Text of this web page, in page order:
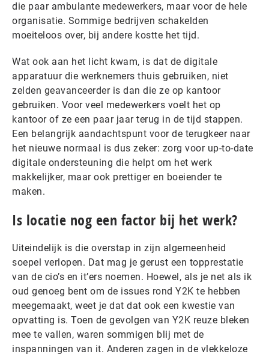
die paar ambulante medewerkers, maar voor de hele
organisatie. Sommige bedrijven schakelden
moeiteloos over, bij andere kostte het tijd.
Wat ook aan het licht kwam, is dat de digitale
apparatuur die werknemers thuis gebruiken, niet
zelden geavanceerder is dan die ze op kantoor
gebruiken. Voor veel medewerkers voelt het op
kantoor of ze een paar jaar terug in de tijd stappen.
Een belangrijk aandachtspunt voor de terugkeer naar
het nieuwe normaal is dus zeker: zorg voor up-to-date
digitale ondersteuning die helpt om het werk
makkelijker, maar ook prettiger en boeiender te
maken.
Is locatie nog een factor bij het werk?
Uiteindelijk is die overstap in zijn algemeenheid
soepel verlopen. Dat mag je gerust een topprestatie
van de cio’s en it’ers noemen. Hoewel, als je net als ik
oud genoeg bent om de issues rond Y2K te hebben
meegemaakt, weet je dat dat ook een kwestie van
opvatting is. Toen de gevolgen van Y2K reuze bleken
mee te vallen, waren sommigen blij met de
inspanningen van it. Anderen zagen in de vlekkeloze